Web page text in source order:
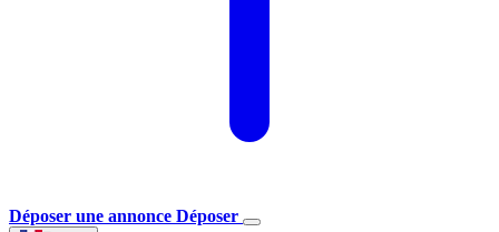
Déposer une annonce Déposer